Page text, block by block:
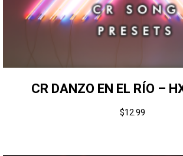
CR DANZO EN EL RÍO –
$12.99